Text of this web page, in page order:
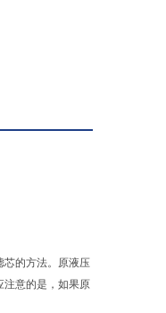
芯的方法。原液压
注意的是，如果原